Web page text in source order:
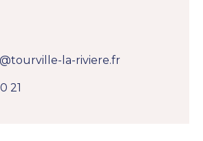
la-riviere.fr
21